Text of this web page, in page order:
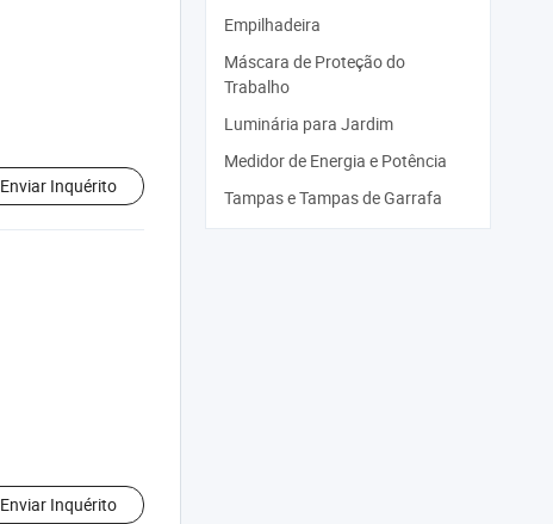
Enviar Inquérito
Enviar Inquérito
Empilhadeira
Máscara de Proteção do
Trabalho
Luminária para Jardim
Medidor de Energia e Potência
Tampas e Tampas de Garrafa